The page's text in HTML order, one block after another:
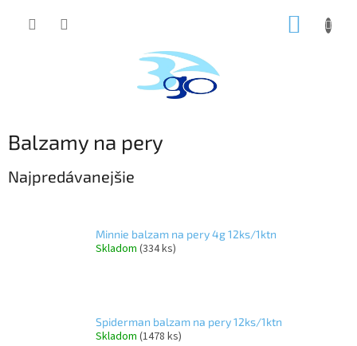
Balzamy na pery
Najpredávanejšie
Minnie balzam na pery 4g 12ks/1ktn
Skladom (334 ks)
Spiderman balzam na pery 12ks/1ktn
Skladom (1478 ks)